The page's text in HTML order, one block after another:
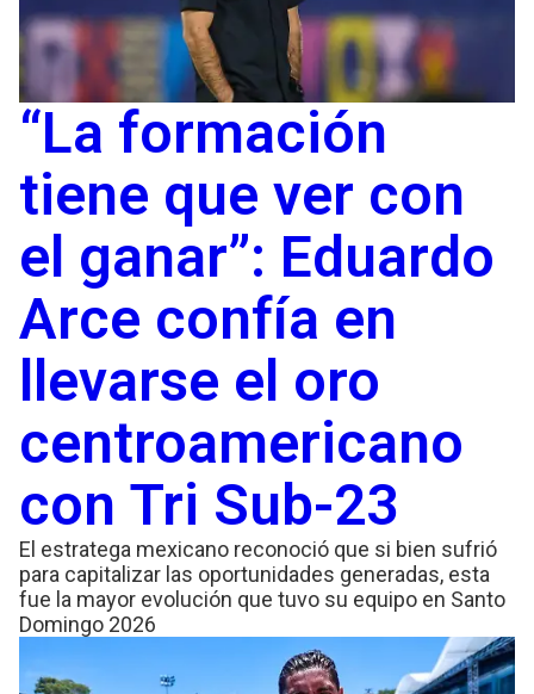
“La formación
tiene que ver con
el ganar”: Eduardo
Arce confía en
llevarse el oro
centroamericano
con Tri Sub-23
El estratega mexicano reconoció que si bien sufrió
para capitalizar las oportunidades generadas, esta
fue la mayor evolución que tuvo su equipo en Santo
Domingo 2026